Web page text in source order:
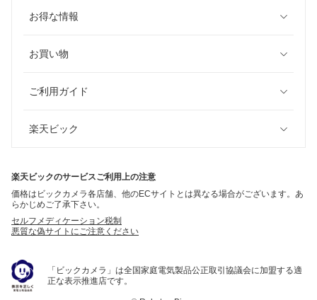
お得な情報
お買い物
ご利用ガイド
楽天ビック
楽天ビックのサービスご利用上の注意
価格はビックカメラ各店舗、他のECサイトとは異なる場合がございます。あ
らかじめご了承下さい。
セルフメディケーション税制
悪質な偽サイトにご注意ください
「ビックカメラ」は全国家庭電気製品公正取引協議会に加盟する適
正な表示推進店です。